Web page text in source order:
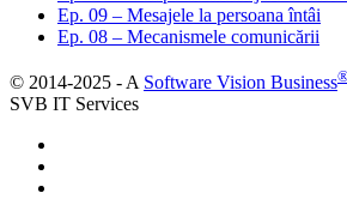
Ep. 09 – Mesajele la persoana întâi
Ep. 08 – Mecanismele comunicării
© 2014-2025 - A Software Vision Business
SVB IT Services